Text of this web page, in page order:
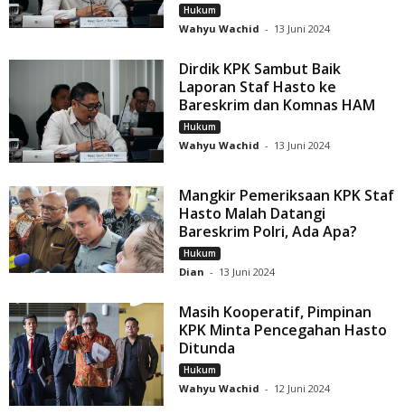
Hukum
Wahyu Wachid - 13 Juni 2024
Dirdik KPK Sambut Baik
Laporan Staf Hasto ke
Bareskrim dan Komnas HAM
Hukum
Wahyu Wachid - 13 Juni 2024
Mangkir Pemeriksaan KPK Staf
Hasto Malah Datangi
Bareskrim Polri, Ada Apa?
Hukum
Dian - 13 Juni 2024
Masih Kooperatif, Pimpinan
KPK Minta Pencegahan Hasto
Ditunda
Hukum
Wahyu Wachid - 12 Juni 2024